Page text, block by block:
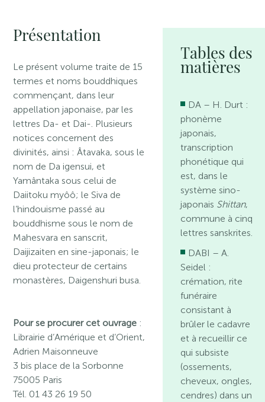
Présentation
Le présent volume traite de 15
termes et noms bouddhiques
commençant, dans leur
appellation japonaise, par les
lettres Da- et Dai-. Plusieurs
notices concernent des
divinités, ainsi : Âtavaka, sous le
nom de Da igensui, et
Yamântaka sous celui de
Daiitoku myôô; le Siva de
l’hindouisme passé au
bouddhisme sous le nom de
Mahesvara en sanscrit,
Daijizaiten en sine-japonais; le
dieu protecteur de certains
monastères, Daigenshuri busa.
Pour se procurer cet ouvrage :
Librairie d’Amérique et d’Orient,
Adrien Maisonneuve
3 bis place de la Sorbonne
75005 Paris
Tél. 01 43 26 19 50
Tables des
matières
DA – H. Durt :
phonème
japonais,
transcription
phonétique qui
est, dans le
système sino-
japonais Shittan,
commune à cinq
lettres sanskrites.
DABI – A.
Seidel :
crémation, rite
funéraire
consistant à
brûler le cadavre
et à recueillir ce
qui subsiste
(ossements,
cheveux, ongles,
cendres) dans un